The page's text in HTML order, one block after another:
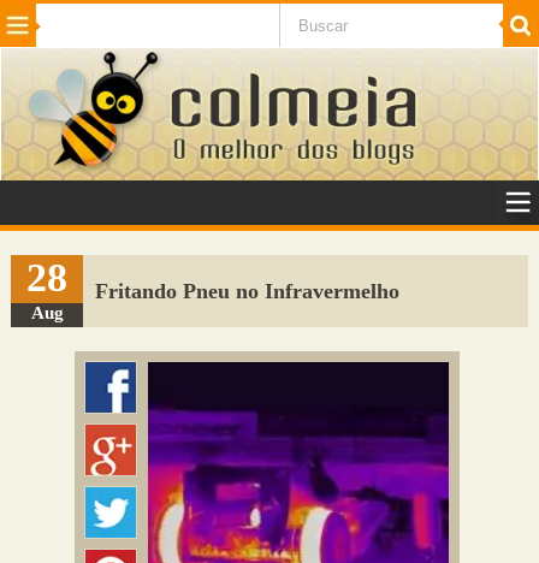
Beleza Cinema e TV
Internet Jogos NotÃ­cias SaÃºde
VeÃ­culos Adulto
Sugerir Link
Adicionar Blog
Colmeia Exchange
Perguntas Frequentes
28
Aug
Fritando Pneu no Infravermelho